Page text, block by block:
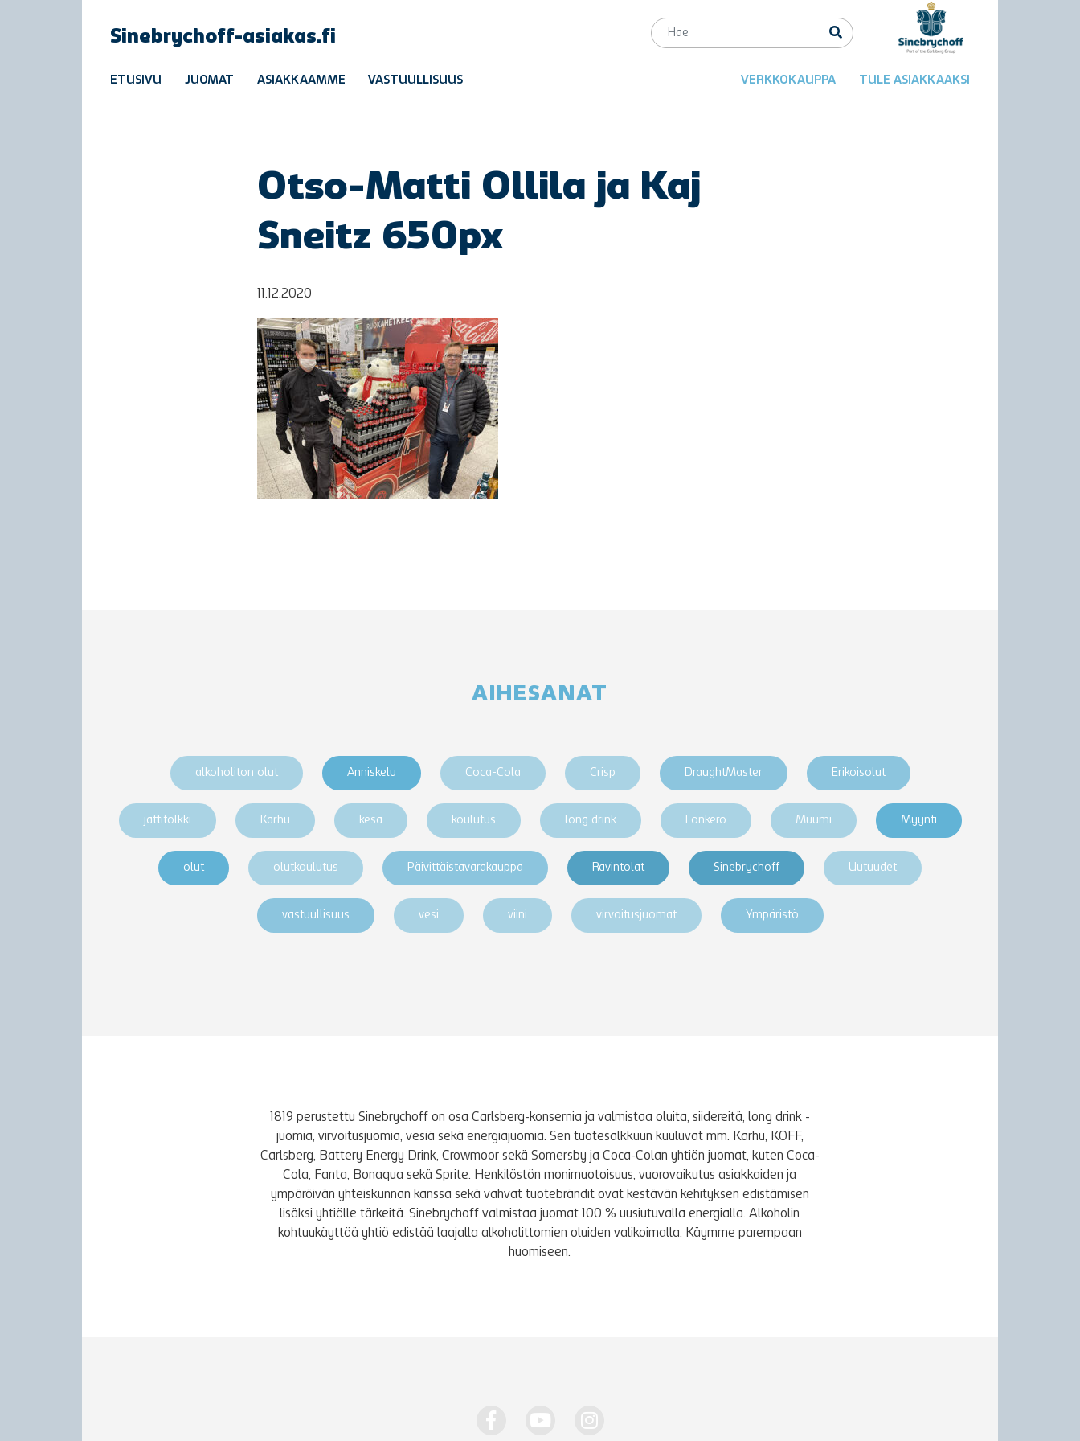
Sinebrychoff-asiakas.fi
ETUSIVU JUOMAT ASIAKKAAMME VASTUULLISUUS VERKKOKAUPPA TULE ASIAKKAAKSI
Otso-Matti Ollila ja Kaj
Sneitz 650px
11.12.2020
AIHESANAT
alkoholiton olut Anniskelu Coca-Cola Crisp DraughtMaster Erikoisolut
jättitölkki Karhu kesä koulutus long drink Lonkero Muumi Myynti
olut olutkoulutus Päivittäistavarakauppa Ravintolat Sinebrychoff Uutuudet
vastuullisuus vesi viini virvoitusjuomat Ympäristö
1819 perustettu Sinebrychoff on osa Carlsberg-konsernia ja valmistaa oluita, siidereitä, long drink -
juomia, virvoitusjuomia, vesiä sekä energiajuomia. Sen tuotesalkkuun kuuluvat mm. Karhu, KOFF,
Carlsberg, Battery Energy Drink, Crowmoor sekä Somersby ja Coca-Colan yhtiön juomat, kuten Coca-
Cola, Fanta, Bonaqua sekä Sprite. Henkilöstön monimuotoisuus, vuorovaikutus asiakkaiden ja
ympäröivän yhteiskunnan kanssa sekä vahvat tuotebrändit ovat kestävän kehityksen edistämisen
lisäksi yhtiölle tärkeitä. Sinebrychoff valmistaa juomat 100 % uusiutuvalla energialla. Alkoholin
kohtuukäyttöä yhtiö edistää laajalla alkoholittomien oluiden valikoimalla. Käymme parempaan
huomiseen.